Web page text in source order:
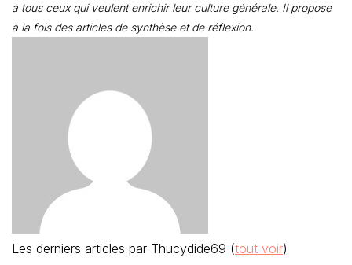
à tous ceux qui veulent enrichir leur culture générale. Il propose
à la fois des articles de synthèse et de réflexion.
Les derniers articles par Thucydide69 (tout voir)